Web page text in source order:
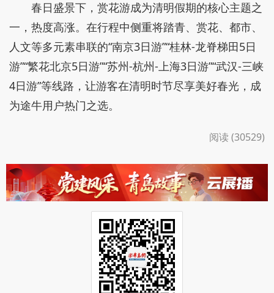
春日盛景下，赏花游成为清明假期的核心主题之
一，热度高涨。在行程中侧重将踏青、赏花、都市、
人文等多元素串联的“南京3日游”“桂林-龙脊梯田5日
游”“繁花北京5日游”“苏州-杭州-上海3日游”“武汉-三峡
4日游”等线路，让游客在清明时节尽享美好春光，成
为途牛用户热门之选。
阅读 (30529)